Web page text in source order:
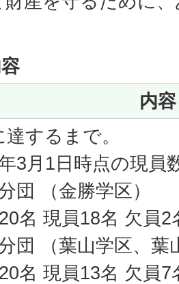
内容
するまで。
3月1日時点の現員
団 （金勝学区）
名 現員18名 欠員2
団 （葉山学区、葉
名 現員13名 欠員7